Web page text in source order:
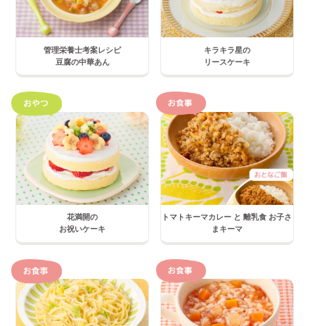
管理栄養士考案レシピ
豆腐の中華あん
キラキラ星の
リースケーキ
花満開の
お祝いケーキ
トマトキーマカレー と 離乳食 お子さ
まキーマ